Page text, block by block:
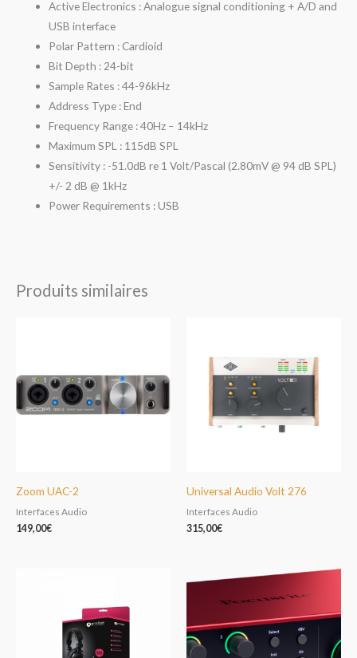
Active Electronics : Analogue signal conditioning + A/D and
USB interface
Polar Pattern : Cardioid
Bit Depth : 24-bit
Sample Rates : 44-96kHz
Address Type : End
Frequency Range : 40Hz – 14kHz
Maximum SPL : 115dB SPL
Sensitivity : -51.0dB re 1 Volt/Pascal (2.80mV @ 94 dB SPL)
+/- 2 dB @ 1kHz
Power Requirements : USB
Produits similaires
Zoom UAC-2
Interfaces Audio
149,00€
Universal Audio Volt 276
Interfaces Audio
315,00€